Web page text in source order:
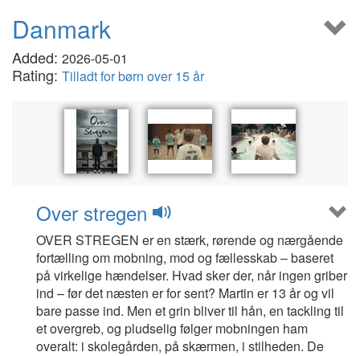
Danmark
Added: 2026-05-01
Rating: Tilladt for børn over 15 år
Over stregen
OVER STREGEN er en stærk, rørende og nærgående
fortælling om mobning, mod og fællesskab – baseret
på virkelige hændelser. Hvad sker der, når ingen griber
ind – før det næsten er for sent? Martin er 13 år og vil
bare passe ind. Men et grin bliver til hån, en tackling til
et overgreb, og pludselig følger mobningen ham
overalt: i skolegården, på skærmen, i stilheden. De